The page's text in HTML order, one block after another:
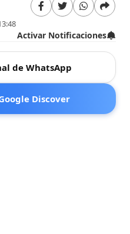
Activar Notificaciones
de WhatsApp
Discover